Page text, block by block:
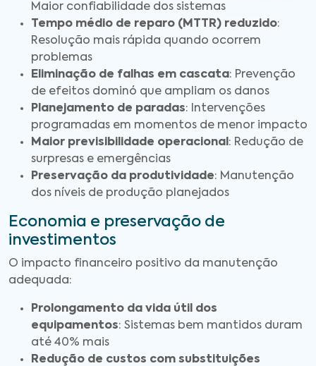
Maior confiabilidade dos sistemas
Tempo médio de reparo (MTTR) reduzido:
Resolução mais rápida quando ocorrem
problemas
Eliminação de falhas em cascata: Prevenção
de efeitos dominó que ampliam os danos
Planejamento de paradas: Intervenções
programadas em momentos de menor impacto
Maior previsibilidade operacional : Redução de
surpresas e emergências
Preservação da produtividade: Manutenção
dos níveis de produção planejados
Economia e preservação de
investimentos
O impacto financeiro positivo da manutenção
adequada:
Prolongamento da vida útil dos
equipamentos: Sistemas bem mantidos duram
até 40% mais
Redução de custos com substituições